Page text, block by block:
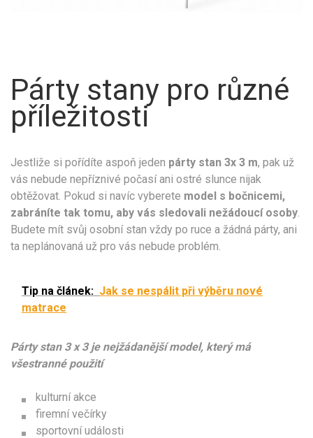
Párty stany pro různé
příležitosti
Jestliže si pořídíte aspoň jeden párty stan 3x 3 m, pak už
vás nebude nepříznivé počasí ani ostré slunce nijak
obtěžovat. Pokud si navíc vyberete model s bočnicemi,
zabráníte tak tomu, aby vás sledovali nežádoucí osoby
Budete mít svůj osobní stan vždy po ruce a žádná párty, ani
ta neplánovaná už pro vás nebude problém.
Tip na článek: Jak se nespálit při výběru nové
matrace
Párty stan 3 x 3 je nejžádanější model, který má
všestranné použití
kulturní akce
firemní večírky
sportovní události